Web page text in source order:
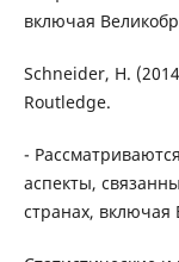
включая
Schneider, H.
Routledge.
-
аспекты,
странах,